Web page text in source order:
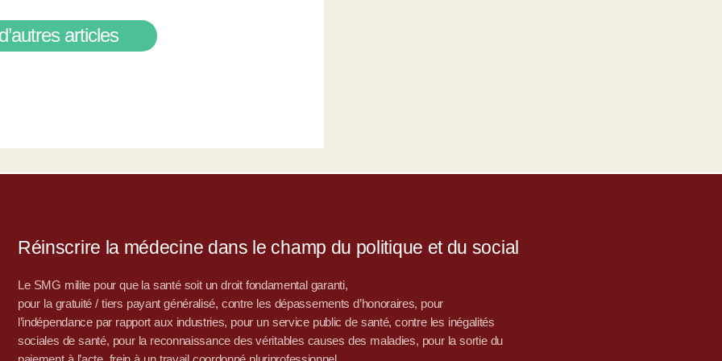
articles
Réinscrire la médecine dans le champ du politique et du social
Le SMG milite pour que la santé soit un droit fondamental garanti,
pour la gratuité / tiers payant généralisé, contre les dépassements d’honoraires, pour
l’indépendance par rapport aux industries, pour un service public de santé, contre les inégalités
sociales de santé, pour la reconnaissance des véritables causes des maladies, pour la sortie du